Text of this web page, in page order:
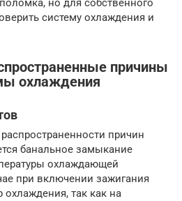
но для собственного
систему охлаждения и
причины
охлаждения
причин
банальное замыкание
охлаждающей
при включении зажигания
охлаждения, так как на